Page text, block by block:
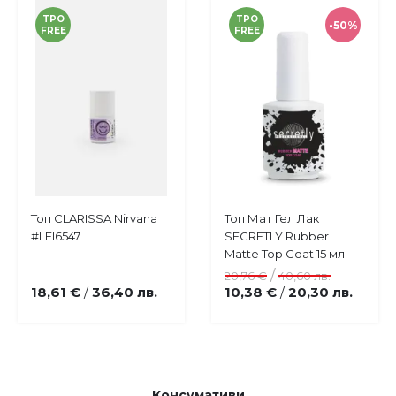
TPO
FREE
Купи
Топ CLARISSA Nirvana
#LEI6547
18,61 € / 36,40 лв.
-50%
TPO
FREE
в
любими
Купи
Топ Мат Гел Лак
SECRETLY Rubber
Matte Top Coat 15 мл.
10,38 € / 20,30 лв.
20,76 € /40,60 лв.